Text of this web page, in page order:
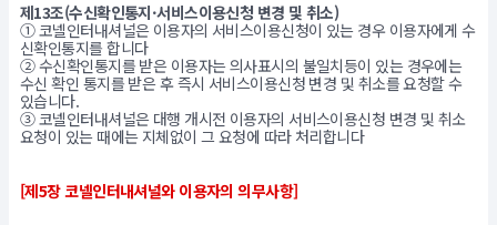
제13조(수신확인통지·서비스이용신청 변경 및 취소)
① 코넬인터내셔널은 이용자의 서비스이용신청이 있는 경우 이용자에게 수
신확인통지를 합니다
② 수신확인통지를 받은 이용자는 의사표시의 불일치등이 있는 경우에는
수신 확인 통지를 받은 후 즉시 서비스이용신청 변경 및 취소를 요청할 수
있습니다.
③ 코넬인터내셔널은 대행 개시전 이용자의 서비스이용신청 변경 및 취소
요청이 있는 때에는 지체없이 그 요청에 따라 처리합니다
[제5장 코넬인터내셔널와 이용자의 의무사항]